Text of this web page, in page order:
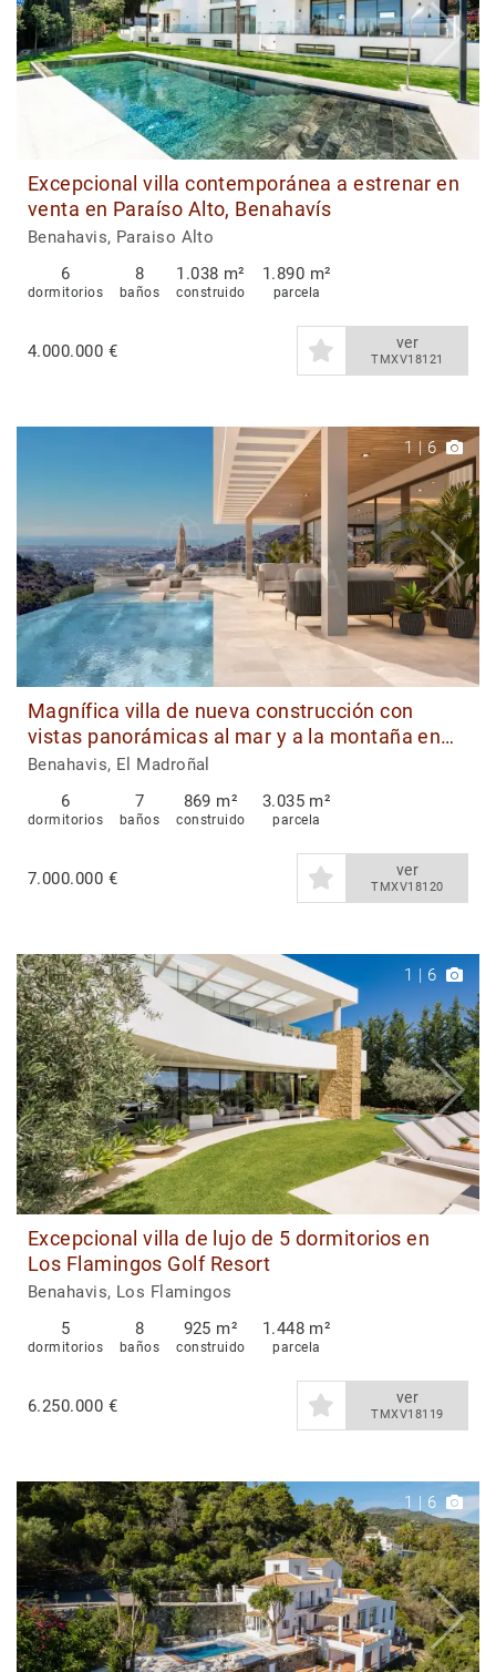
Excepcional villa contemporánea a estrenar en
venta en Paraíso Alto, Benahavís
Benahavis, Paraiso Alto
6
dormitorios
8
baños
1.038 m²
construido
1.890 m²
parcela
4.000.000 € ver
TMXV18121
1 | 6
Magnífica villa de nueva construcción con
vistas panorámicas al mar y a la montaña en
venta en Benahavís
Benahavis, El Madroñal
6
dormitorios
7
baños
869 m²
construido
3.035 m²
parcela
7.000.000 € ver
TMXV18120
1 | 6
Excepcional villa de lujo de 5 dormitorios en
Los Flamingos Golf Resort
Benahavis, Los Flamingos
5
dormitorios
8
baños
925 m²
construido
1.448 m²
parcela
6.250.000 € ver
TMXV18119
1 | 6